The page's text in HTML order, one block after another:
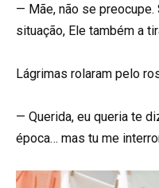
— Mãe, não se
situação, Ele também a
Lágrimas rolaram pelo
— Querida, eu queria te
época… mas tu me